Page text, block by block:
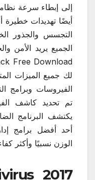
إلى إبطاء سرعة
أيضًا تهديدات خطيرة
التجسس والجذور
لك جميع الميزات
الفيروسات وبرامج
تم تحديد كاشف
يكتشف البرنامج
أحد أفضل برامج
الوزن نسبيًا وأكثر